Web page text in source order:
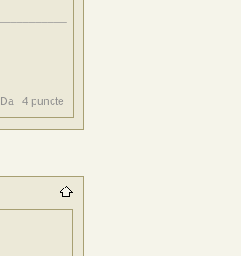
Da 4 puncte